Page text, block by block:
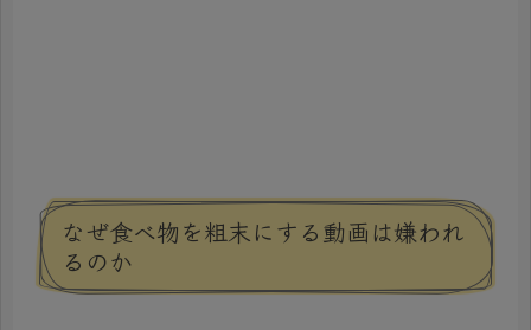
なぜ食べ物を粗末にする動画は嫌われ
るのか